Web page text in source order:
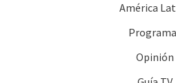
América
Opinión